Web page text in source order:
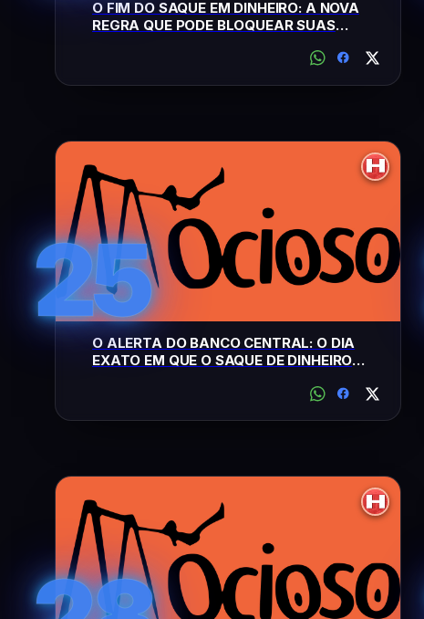
O FIM DO SAQUE EM DINHEIRO: A NOVA
REGRA QUE PODE BLOQUEAR SUAS
25
O ALERTA DO BANCO CENTRAL: O DIA
EXATO EM QUE O SAQUE DE DINHEIRO